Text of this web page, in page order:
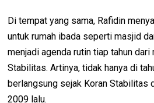
Di tempat yang sama, Rafidin
untuk rumah ibada seperti masjid
menjadi agenda rutin tiap tahun dari
Stabilitas. Artinya, tidak hanya di
berlangsung sejak Koran Stabilitas
2009 lalu.